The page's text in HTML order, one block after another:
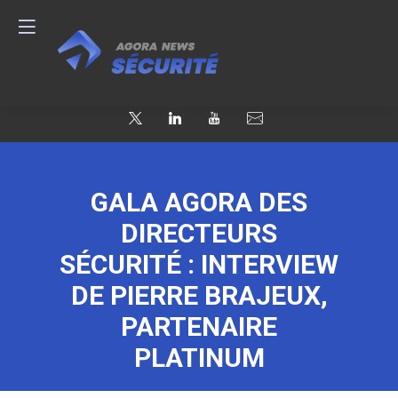
GALA AGORA DES
DIRECTEURS
SÉCURITÉ : INTERVIEW
DE PIERRE BRAJEUX,
PARTENAIRE
PLATINUM